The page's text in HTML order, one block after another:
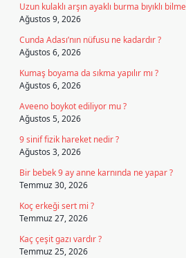
Uzun kulaklı arşın ayaklı burma bıyıklı
Ağustos 9, 2026
Cunda Adası’nın nüfusu ne kadardır ?
Ağustos 6, 2026
Kumaş boyama da sıkma yapılır mı ?
Ağustos 6, 2026
Aveeno boykot ediliyor mu ?
Ağustos 5, 2026
9 sinif fizik hareket nedir ?
Ağustos 3, 2026
Bir bebek 9 ay anne karnında ne yapar ?
Temmuz 30, 2026
Koç erkeği sert mi ?
Temmuz 27, 2026
Kaç çeşit gazı vardır ?
Temmuz 25, 2026